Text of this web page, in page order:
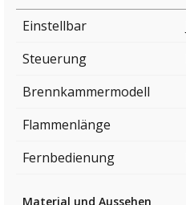
Einstellbar
Steuerung
Brennkammermodell
Flammenlänge
Fernbedienung
Material und Aussehen